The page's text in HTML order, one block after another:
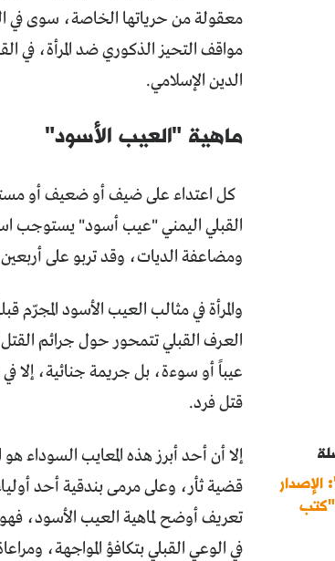
معقولة من حرياتها الخاصة، سوى في
مواقف التحيز الذكوري ضد المرأة، في
الدين الإسلامي.
ماهية "العيب الأسود"
كل اعتداء على ضيف أو ضعيف أو
القبلي اليمني "عيب أسود" يستوجب
ومضاعفة الديات، وقد تربو على
والمرأة في مثالب العيب الأسود المجرّم
العرف القبلي تتمحور حول جرائم القتل
عيباً أو سوءة، بل جريمة جنائية، إلا
قتل فرد.
"كتب
إلا أن أحد أبرز هذه المعايب السوداء
قضية ثأر، وعلى مرمى بندقية أحد
تعريف أوضح لماهية العيب الأسود،
في الوعي القبلي بتكافؤ المواجهة،